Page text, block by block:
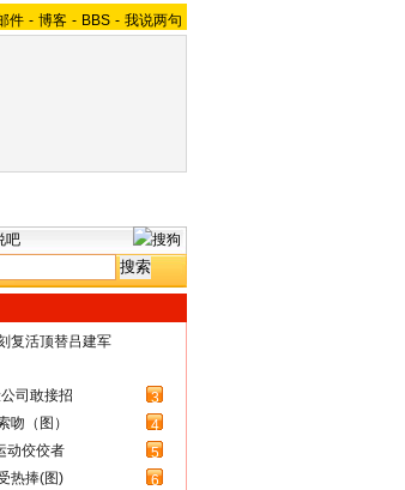
件 - 博客 - BBS - 我说两句
吧
复活顶替吕建军
司敢接招
3
吻（图）
4
动佼佼者
5
热捧(图)
6